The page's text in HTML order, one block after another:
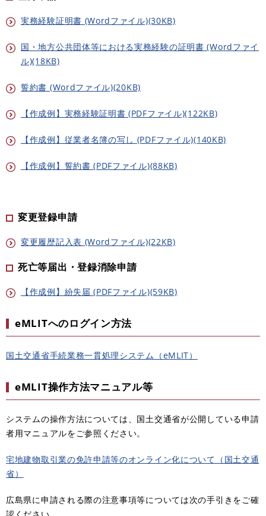
実務経験証明書 (Wordファイル)(30KB)
国・地方公共団体等における実務経験の証明書 (Wordファイ
ル)(18KB)
誓約書 (Wordファイル)(20KB)
【作成例】実務経験証明書 (PDFファイル)(122KB)
【作成例】従業者名簿の写し (PDFファイル)(140KB)
【作成例】誓約書 (PDFファイル)(88KB)
変更登録申請
変更履歴記入表 (Wordファイル)(22KB)
死亡等届出・登録消除申請
【作成例】紛失届 (PDFファイル)(59KB)
eMLITへのログイン方法
国土交通省手続業務一貫処理システム（eMLIT）
eMLIT操作方法マニュアル等
システムの操作方法については、国土交通省が公開している申請
者用マニュアルをご参照ください。
宅地建物取引業の免許申請等のオンライン化について（国土交通
省）
広島県に申請される際の注意事項等については次の手引きをご確